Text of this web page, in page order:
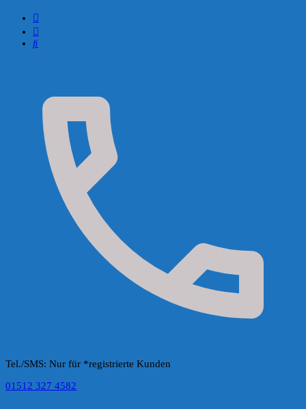
Tel./SMS: Nur für *registrierte Kunden
01512 327 4582